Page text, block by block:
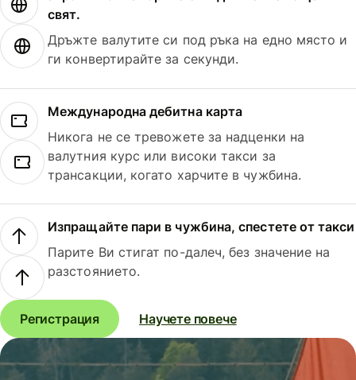
свят.
Дръжте валутите си под ръка на едно място и
ги конвертирайте за секунди.
Международна дебитна карта
Никога не се тревожете за надценки на
валутния курс или високи такси за
трансакции, когато харчите в чужбина.
Изпращайте пари в чужбина, спестете от такси
Парите Ви стигат по-далеч, без значение на
разстоянието.
Регистрация Научете повече